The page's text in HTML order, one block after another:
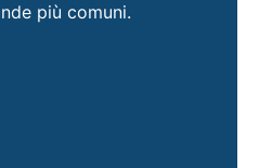
più comuni.